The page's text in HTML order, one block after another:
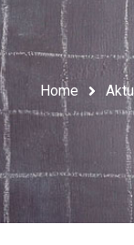
Home